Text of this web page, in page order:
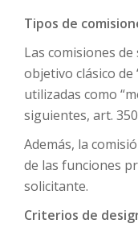
Tipos de
Las comisiones
objetivo clásico de
utilizadas como
siguientes, art. 350
Además, la
de las funciones
solicitante.
Criterios de